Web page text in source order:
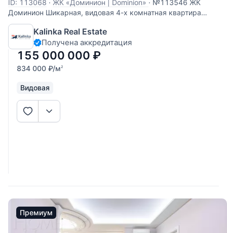
ID: 113068 · ЖК «Доминион | Dominion» · №113546 ЖК
Доминион Шикарная, видовая 4-х комнатная квартира
площадью 194 кв.м. в Жилом комплексе "Доминион".
Функциональная планировка предполагает кухню-
гостиную и 3 спальни. Сделан эксклюзивный дизайнерский
ремонт, вся мебель и техника ведущих
Kalinka Real Estate
Получена аккредитация
155 000 000 ₽
834 000 ₽/м2
Видовая
Премиум